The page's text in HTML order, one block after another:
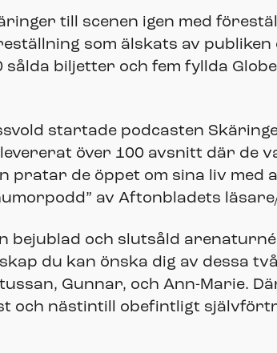
till scenen igen med
som älskats av
biljetter och fem fyllda
startade podcasten
över 100 avsnitt där de
pratar de öppet om sina liv med
av Aftonbladets
bejublad och slutsåld
du kan önska dig av dessa
Gunnar, och Ann-Marie.
och nästintill obefintligt